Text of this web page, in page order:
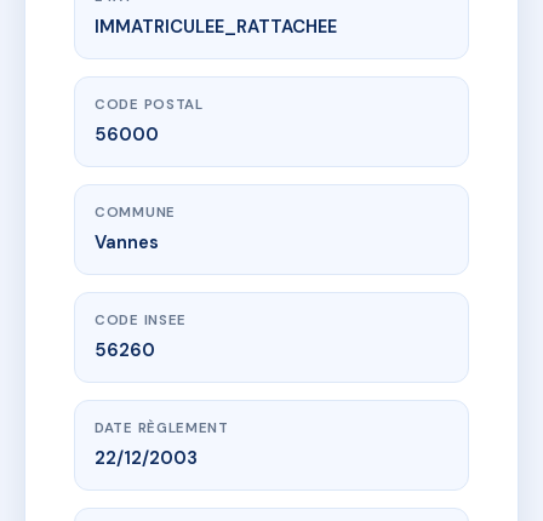
www.vme.plus/AC6514483
LES PYRAMIDES
86 av de la marne
IMMATRICULEE_RATTACHEE
CODE POSTAL
56000
COMMUNE
Vannes
CODE INSEE
56260
DATE RÈGLEMENT
22/12/2003